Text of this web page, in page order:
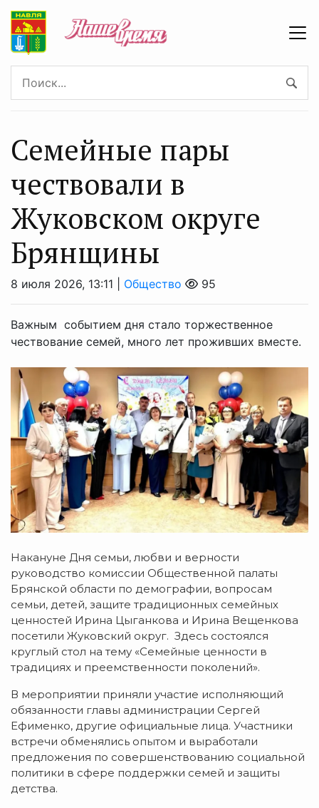
Семейные пары
чествовали в
Жуковском округе
Брянщины
8 июля 2026, 13:11 | Общество 95
Важным событием дня стало торжественное
чествование семей, много лет проживших вместе.
Накануне Дня семьи, любви и верности
руководство комиссии Общественной палаты
Брянской области по демографии, вопросам
семьи, детей, защите традиционных семейных
ценностей Ирина Цыганкова и Ирина Вещенкова
посетили Жуковский округ. Здесь состоялся
круглый стол на тему «Семейные ценности в
традициях и преемственности поколений».
В мероприятии приняли участие исполняющий
обязанности главы администрации Сергей
Ефименко, другие официальные лица. Участники
встречи обменялись опытом и выработали
предложения по совершенствованию социальной
политики в сфере поддержки семей и защиты
детства.